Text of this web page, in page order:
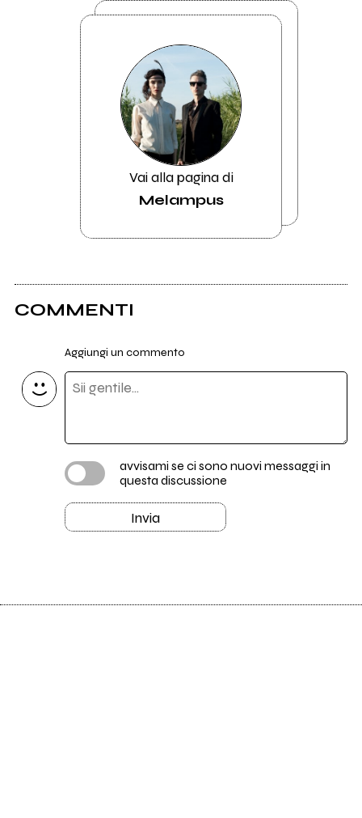
Vai alla pagina di
Melampus
COMMENTI
Aggiungi un commento
avvisami se ci sono nuovi messaggi in
questa discussione
Invia